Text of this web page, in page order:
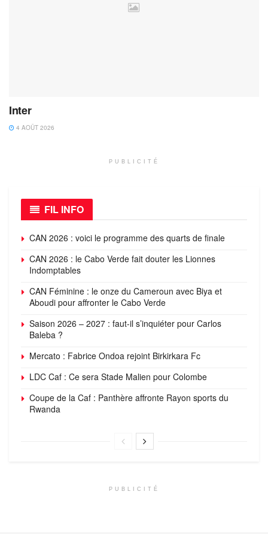
Inter
4 AOÛT 2026
PUBLICITÉ
FIL INFO
CAN 2026 : voici le programme des quarts de finale
CAN 2026 : le Cabo Verde fait douter les Lionnes
Indomptables
CAN Féminine : le onze du Cameroun avec Biya et
Aboudi pour affronter le Cabo Verde
Saison 2026 – 2027 : faut-il s’inquiéter pour Carlos
Baleba ?
Mercato : Fabrice Ondoa rejoint Birkirkara Fc
LDC Caf : Ce sera Stade Malien pour Colombe
Coupe de la Caf : Panthère affronte Rayon sports du
Rwanda
PUBLICITÉ